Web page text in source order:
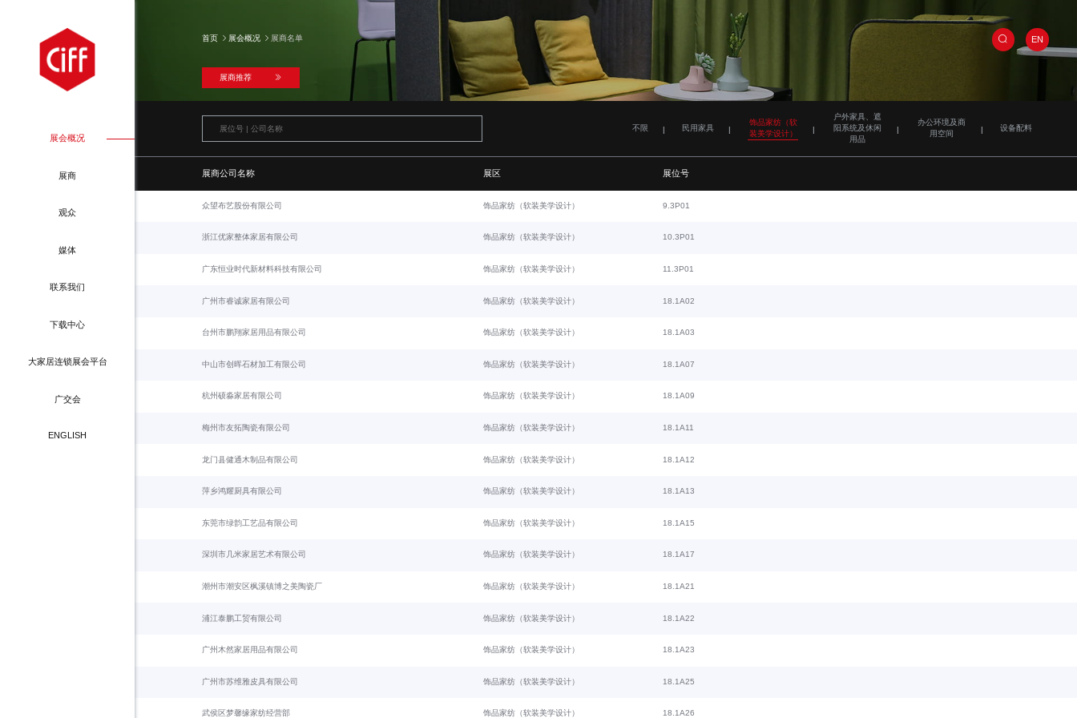
展会概况
展会数据
展商
合作酒店
观众
媒体
联系我们
下载中心
大家居连锁展会平台
家博会（上海）
广交会
ENGLISH
EN
首页 展会概况 展商名单
展商推荐
不限 民用家具
饰品家纺（软
装美学设计）
户外家具、遮
阳系统及休闲
用品
办公环境及商
用空间
设备配料
展商公司名称 展区 展位号
众望布艺股份有限公司 饰品家纺（软装美学设计） 9.3P01
浙江优家整体家居有限公司 饰品家纺（软装美学设计） 10.3P01
广东恒业时代新材料科技有限公司 饰品家纺（软装美学设计） 11.3P01
广州市睿诚家居有限公司 饰品家纺（软装美学设计） 18.1A02
台州市鹏翔家居用品有限公司 饰品家纺（软装美学设计） 18.1A03
中山市创晖石材加工有限公司 饰品家纺（软装美学设计） 18.1A07
杭州硕淼家居有限公司 饰品家纺（软装美学设计） 18.1A09
梅州市友拓陶瓷有限公司 饰品家纺（软装美学设计） 18.1A11
龙门县健通木制品有限公司 饰品家纺（软装美学设计） 18.1A12
萍乡鸿耀厨具有限公司 饰品家纺（软装美学设计） 18.1A13
东莞市绿韵工艺品有限公司 饰品家纺（软装美学设计） 18.1A15
深圳市几米家居艺术有限公司 饰品家纺（软装美学设计） 18.1A17
潮州市潮安区枫溪镇博之美陶瓷厂 饰品家纺（软装美学设计） 18.1A21
浦江泰鹏工贸有限公司 饰品家纺（软装美学设计） 18.1A22
广州木然家居用品有限公司 饰品家纺（软装美学设计） 18.1A23
广州市苏维雅皮具有限公司 饰品家纺（软装美学设计） 18.1A25
武侯区梦馨缘家纺经营部 饰品家纺（软装美学设计） 18.1A26